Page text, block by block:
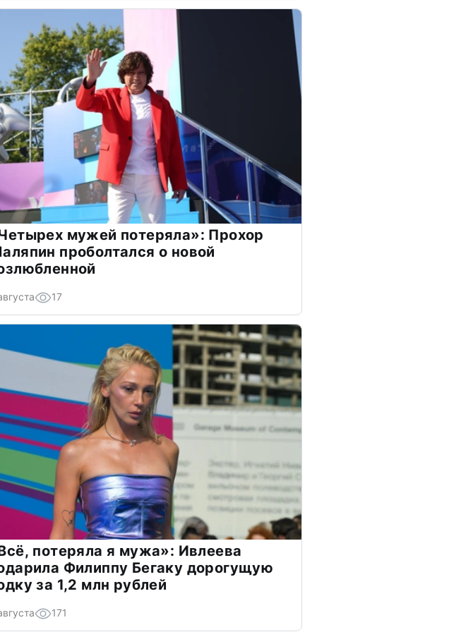
мужей потеряла»: Прохор
проболтался о новой
17
потеряла я мужа»: Ивлеева
Филиппу Бегаку дорогущую
за 1,2 млн рублей
171